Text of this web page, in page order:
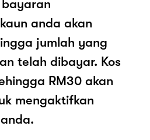
anda akan
jumlah yang
telah dibayar. Kos
RM30 akan
mengaktifkan